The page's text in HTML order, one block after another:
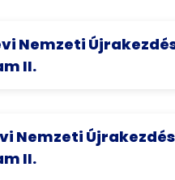
Nemzeti
II.
Nemzeti Újrakezdés
II.